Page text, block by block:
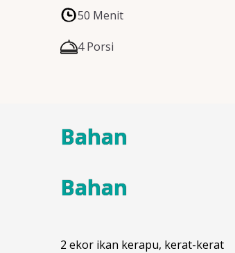
50 Menit
4 Porsi
Bahan
Bahan
2 ekor ikan kerapu, kerat-kerat